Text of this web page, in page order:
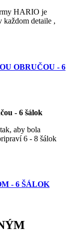
HARIO je
každom detaile ,
OBRUČOU - 6
- 6 šálok
aby bola
6 - 8 šálok
- 6 ŠÁLOK